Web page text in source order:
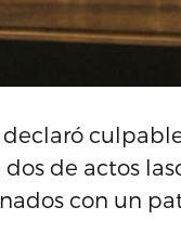
de actos
con un